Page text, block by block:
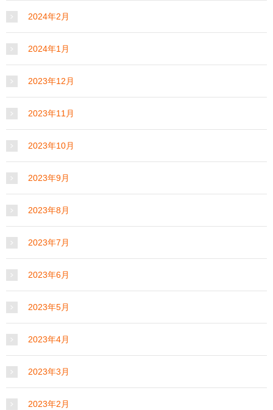
2024年2月
2024年1月
2023年12月
2023年11月
2023年10月
2023年9月
2023年8月
2023年7月
2023年6月
2023年5月
2023年4月
2023年3月
2023年2月